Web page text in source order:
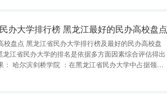
办大学排行榜 黑龙江最好的民办高校盘点
的民办高校盘
先
一所知名民办大